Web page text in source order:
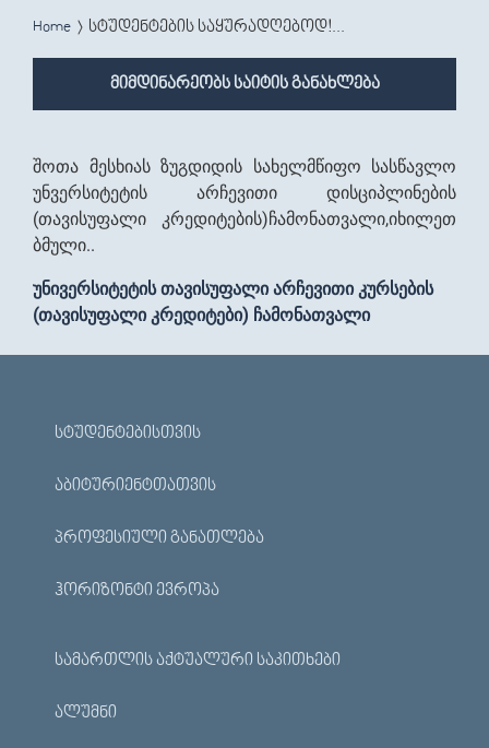
You are here
Home სტუდენტების საყურადღებოდ!...
მიმდინარეობს საიტის განახლება
შოთა მესხიას ზუგდიდის სახელმწიფო სასწავლო
უნვერსიტეტის არჩევითი დისციპლინების
(თავისუფალი კრედიტების)ჩამონათვალი,იხილეთ
ბმული..
უნივერსიტეტის თავისუფალი არჩევითი კურსების
(თავისუფალი კრედიტები) ჩამონათვალი
ᲡᲢᲣᲓᲔᲜᲢᲔᲑᲘᲡᲗᲕᲘᲡ
ᲐᲑᲘᲢᲣᲠᲘᲔᲜᲢᲗᲐᲗᲕᲘᲡ
ᲞᲠᲝᲤᲔᲡᲘᲣᲚᲘ ᲒᲐᲜᲐᲗᲚᲔᲑᲐ
ᲰᲝᲠᲘᲖᲝᲜᲢᲘ ᲔᲕᲠᲝᲞᲐ
ᲡᲐᲛᲐᲠᲗᲚᲘᲡ ᲐᲥᲢᲣᲐᲚᲣᲠᲘ ᲡᲐᲙᲘᲗᲮᲔᲑᲘ
ᲐᲚᲣᲛᲜᲘ